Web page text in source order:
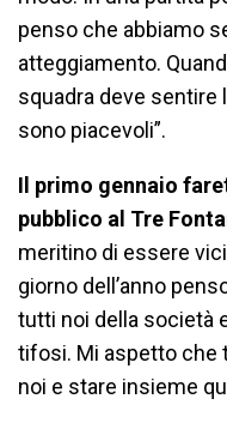
penso che abbiamo
atteggiamento.
squadra deve sentire
sono piacevoli”.
Il primo gennaio
pubblico al Tre
meritino di essere
giorno dell’anno
tutti noi della società
tifosi. Mi aspetto che
noi e stare insieme